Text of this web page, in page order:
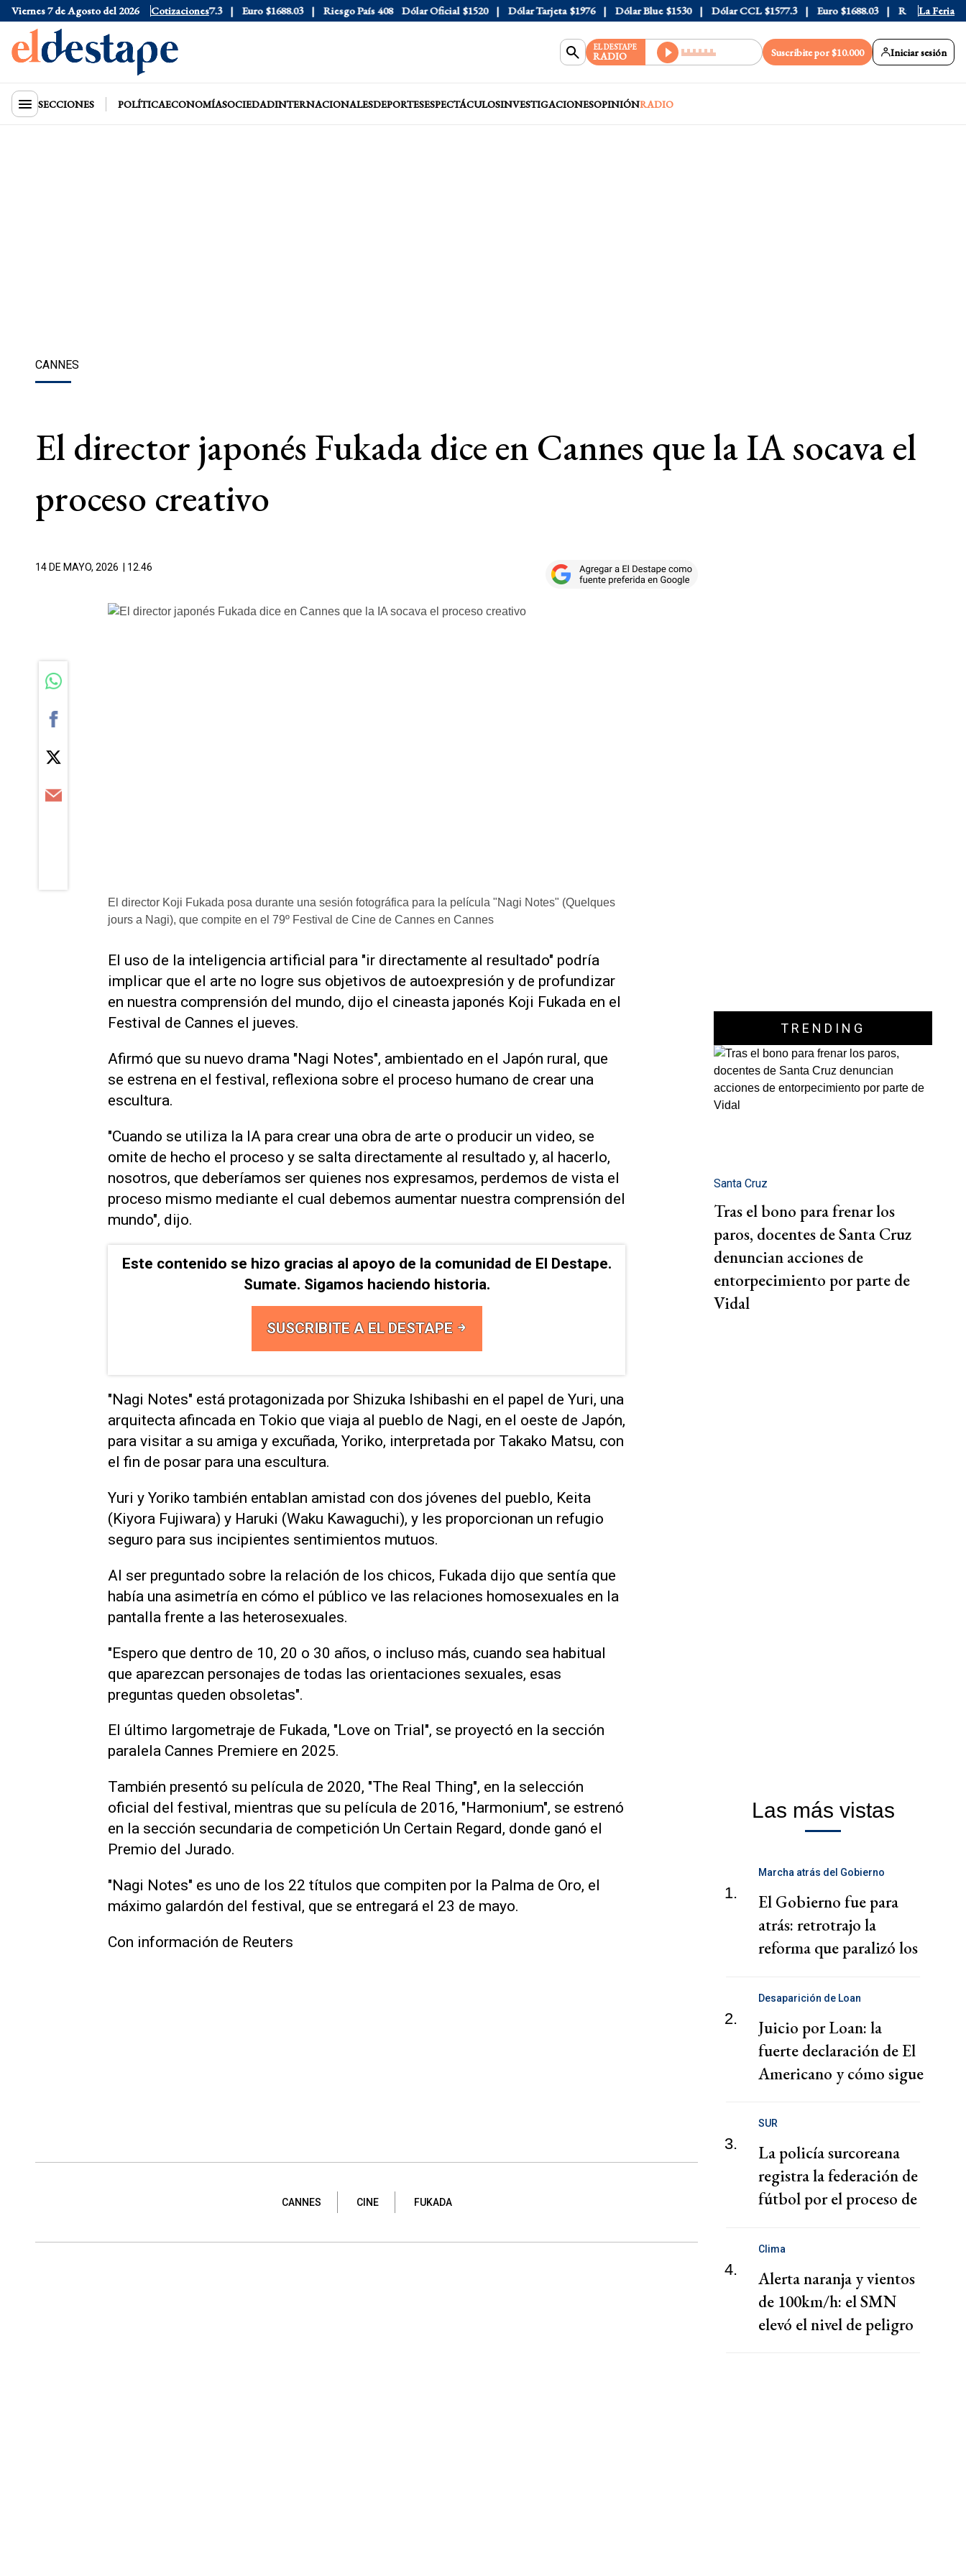
Viernes 7 de Agosto del 2026 Cotizaciones
Dólar Blue $1530 Dólar CCL $1577.3 Euro $1688.03 Riesgo País 408 Dólar Oficial $1520 Dólar Tarjeta $1976 Dólar Blue $1530 Dólar CCL $1577.3 Euro $1688.03 Riesgo País 408
La Feria
EL DESTAPE
RADIO Suscribite por $10.000 Iniciar sesión
SECCIONES POLÍTICAECONOMÍASOCIEDADINTERNACIONALESDEPORTESESPECTÁCULOSINVESTIGACIONESOPINIÓNRADIO
CANNES
El director japonés Fukada dice en Cannes que la IA socava el
proceso creativo
14 DE MAYO, 2026 | 12.46
El director Koji Fukada posa durante una sesión fotográfica para la película "Nagi Notes" (Quelques
jours a Nagi), que compite en el 79º Festival de Cine de Cannes en Cannes
El uso de la inteligencia artificial para "ir directamente al resultado" podría
implicar que el ‌arte no logre ‌sus objetivos de autoexpresión y de profundizar
en nuestra comprensión del mundo, dijo el cineasta japonés Koji Fukada en el
Festival de Cannes el jueves.
Afirmó que su nuevo drama "Nagi Notes", ambientado en el Japón rural, que
se estrena en el festival, reflexiona sobre el proceso humano ​de crear una
⁠escultura.
"Cuando se utiliza la IA para crear una ‌obra de arte o producir un video, se
⁠omite de hecho el proceso ⁠y se salta directamente al resultado y, al hacerlo,
nosotros, que deberíamos ser quienes nos expresamos, perdemos de vista ⁠el
proceso mismo mediante el cual debemos aumentar ​nuestra comprensión del
mundo", dijo.
Este contenido se hizo gracias al apoyo de la comunidad de El Destape.
Sumate. Sigamos haciendo historia.
SUSCRIBITE A EL DESTAPE
"Nagi Notes" ‌está protagonizada por Shizuka Ishibashi ‌en el papel de Yuri, una
arquitecta afincada ⁠en Tokio que viaja al pueblo de Nagi, en el oeste de Japón,
para visitar a su amiga y excuñada, Yoriko, interpretada por Takako Matsu, con
​el fin ‌de posar para una escultura.
Yuri y Yoriko también entablan amistad con dos jóvenes del pueblo, Keita
(Kiyora Fujiwara) y Haruki (Waku Kawaguchi), y les proporcionan un refugio
seguro para sus incipientes sentimientos mutuos.
Al ⁠ser preguntado sobre la relación de los chicos, Fukada dijo que sentía que
había una asimetría en cómo el público ve las relaciones homosexuales en la
pantalla frente a las heterosexuales.
"Espero que dentro de 10, 20 o 30 años, o incluso más, cuando sea habitual
que aparezcan personajes de ‌todas las orientaciones sexuales, esas
preguntas queden obsoletas".
El último largometraje de Fukada, "Love on Trial", se proyectó en la sección
paralela Cannes Premiere en 2025.
También presentó su película de 2020, "The Real Thing", en la selección
oficial del festival, mientras ‌que su película de 2016, "Harmonium", se estrenó
en la sección secundaria de competición Un Certain Regard, donde ganó el
Premio ‌del Jurado.
"Nagi Notes" ⁠es uno de los 22 títulos que compiten por la Palma de Oro, el ​
máximo galardón del festival, que se entregará el 23 de mayo.
Con información de Reuters
CANNES CINE FUKADA
TRENDING
Santa Cruz
Tras el bono para frenar los
paros, docentes de Santa Cruz
denuncian acciones de
entorpecimiento por parte de
Vidal
Las más vistas
1.
Marcha atrás del Gobierno
El Gobierno fue para
atrás: retrotrajo la
reforma que paralizó los
2.
Desaparición de Loan
Juicio por Loan: la
fuerte declaración de El
Americano y cómo sigue
3.
SUR
La policía surcoreana
registra la federación de
fútbol por el proceso de
4.
Clima
Alerta naranja y vientos
de 100km/h: el SMN
elevó el nivel de peligro